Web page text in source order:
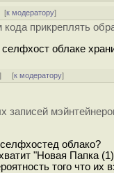
[к модератору]
прикреплять
облаке
] [к модератору]
облако?
"Новая Папка
того что их